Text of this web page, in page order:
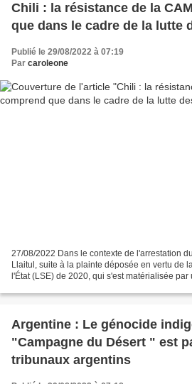
Chili : la résistance de la
que dans le cadre de la lutte
Publié le 29/08/2022 à 07:19
Par caroleone
27/08/2022 Dans le contexte de l'arrestation
Llaitul, suite à la plainte déposée en vertu de
l'État (LSE) de 2020, qui s'est matérialisée
Argentine : Le génocide
"Campagne du Désert " est
tribunaux argentins